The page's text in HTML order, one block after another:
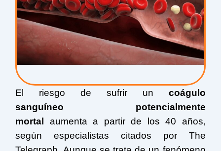
El riesgo de sufrir un coágulo
sanguíneo potencialmente
mortal aumenta a partir de los 40 años,
según especialistas citados por The